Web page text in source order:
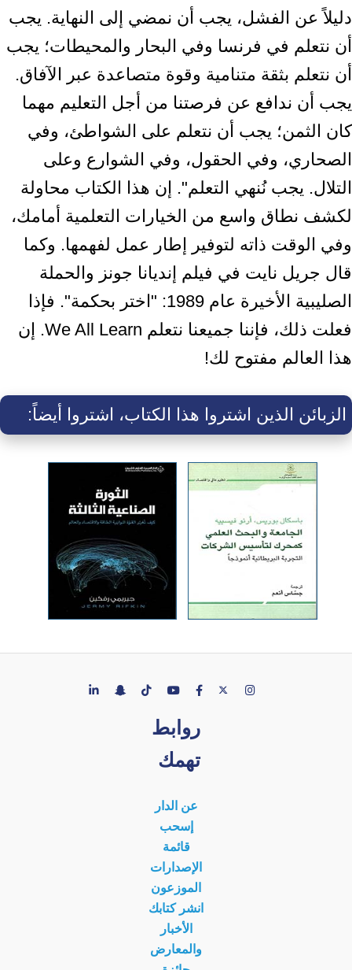
دليلاً عن الفشل، يجب أن نمضي إلى النهاية. يجب
أن نتعلم في فرنسا وفي البحار والمحيطات؛ يجب
أن نتعلم بثقة متنامية وقوة متصاعدة عبر الآفاق.
يجب أن ندافع عن فرصتنا من أجل التعليم مهما
كان الثمن؛ يجب أن نتعلم على الشواطئ، وفي
الصحاري، وفي الحقول، وفي الشوارع وعلى
التلال. يجب نُنهي التعلم". إن هذا الكتاب محاولة
لكشف نطاق واسع من الخيارات التعلمية أمامك،
وفي الوقت ذاته لتوفير إطار عمل لفهمها. وكما
قال جريل نايت في فيلم إنديانا جونز والحملة
الصليبية الأخيرة عام 1989: "اختر بحكمة". فإذا
فعلت ذلك، فإننا جميعنا نتعلم We All Learn. إن
هذا العالم مفتوح لك!
الزبائن الذين اشتروا هذا الكتاب، اشتروا أيضاً:
روابط
تهمك
عن الدار
إسحب
قائمة
الإصدارات
الموزعون
انشر كتابك
الأخبار
والمعارض